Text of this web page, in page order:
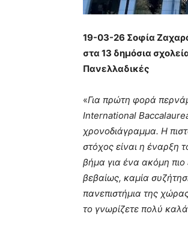
19-03-26 Σοφία
στα 13 δημόσια
Πανελλαδικές
«Για πρώτη φορά
International
χρονοδιάγραμμα. Η
στόχος είναι η έναρξη
βήμα για ένα ακόμη πιο
βεβαίως, καμία
πανεπιστήμια της
το γνωρίζετε πολύ καλά